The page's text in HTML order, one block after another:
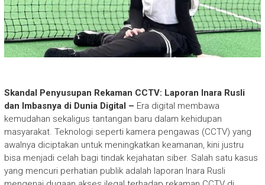
Skandal Penyusupan Rekaman CCTV: Laporan Inara Rusli
dan Imbasnya di Dunia Digital – Era digital membawa
kemudahan sekaligus tantangan baru dalam kehidupan
masyarakat. Teknologi seperti kamera pengawas (CCTV) yang
awalnya diciptakan untuk meningkatkan keamanan, kini justru
bisa menjadi celah bagi tindak kejahatan siber. Salah satu kasus
yang mencuri perhatian publik adalah laporan Inara Rusli